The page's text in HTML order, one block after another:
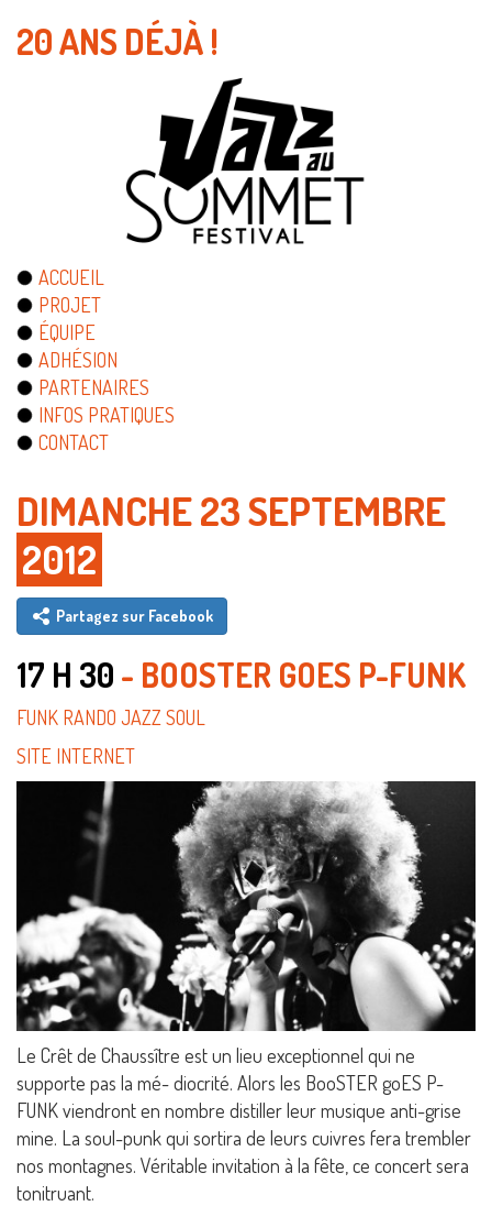
20 ANS DÉJÀ !
ACCUEIL
PROJET
ÉQUIPE
ADHÉSION
PARTENAIRES
INFOS PRATIQUES
CONTACT
DIMANCHE 23 SEPTEMBRE
2012
Partagez sur Facebook
17 H 30 - BOOSTER GOES P-FUNK
FUNK RANDO JAZZ SOUL
SITE INTERNET
Le Crêt de Chaussître est un lieu exceptionnel qui ne
supporte pas la mé- diocrité. Alors les BooSTER goES P-
FUNK viendront en nombre distiller leur musique anti-grise
mine. La soul-punk qui sortira de leurs cuivres fera trembler
nos montagnes. Véritable invitation à la fête, ce concert sera
tonitruant.